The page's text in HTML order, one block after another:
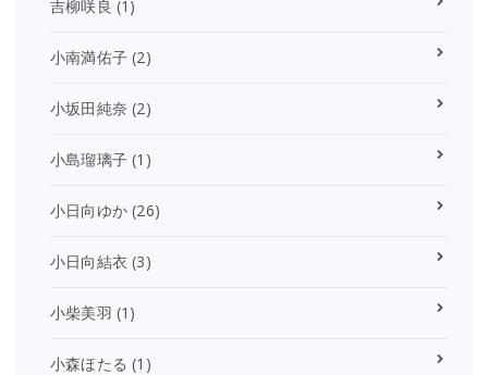
吉柳咲良 (1)
小南満佑子 (2)
小坂田純奈 (2)
小島瑠璃子 (1)
小日向ゆか (26)
小日向結衣 (3)
小柴美羽 (1)
小森ほたる (1)